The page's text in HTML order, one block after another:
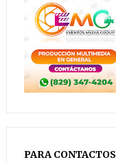
PARA CONTACTOS